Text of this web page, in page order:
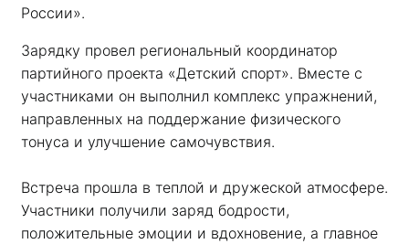
России».
Зарядку провел региональный координатор
партийного проекта «Детский спорт». Вместе с
участниками он выполнил комплекс упражнений,
направленных на поддержание физического
тонуса и улучшение самочувствия.
Встреча прошла в теплой и дружеской атмосфере.
Участники получили заряд бодрости,
положительные эмоции и вдохновение, а главное